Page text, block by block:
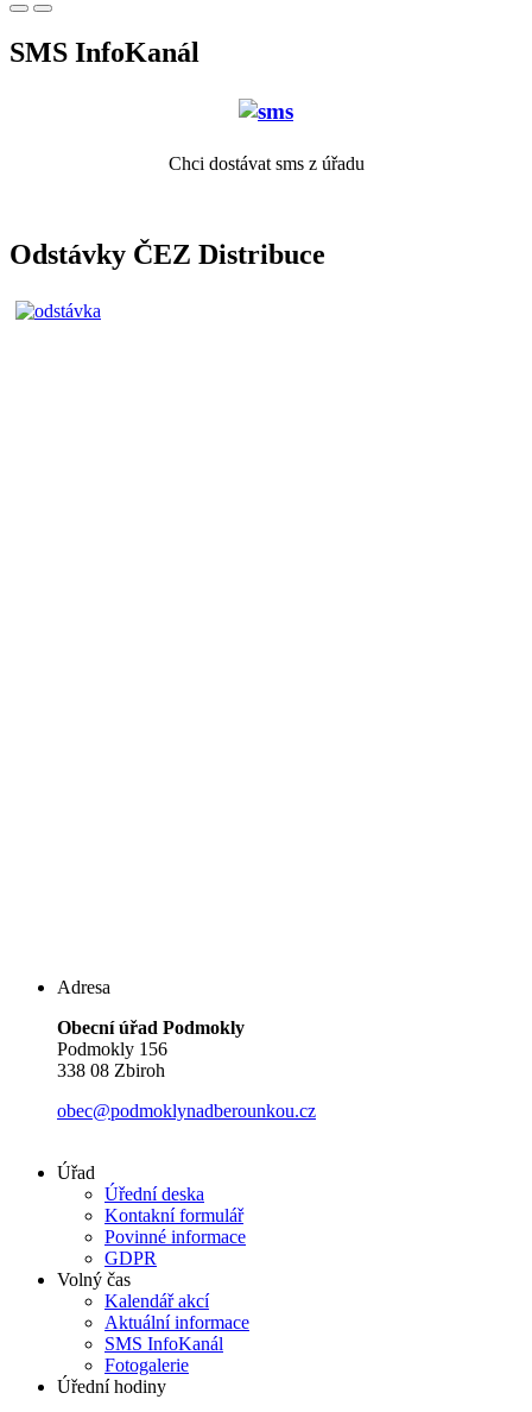
SMS InfoKanál
Chci dostávat sms z úřadu
Odstávky ČEZ Distribuce
Adresa
Obecní úřad Podmokly
Podmokly 156
338 08 Zbiroh
obec@podmoklynadberounkou.cz
Úřad
Úřední deska
Kontakní formulář
Povinné informace
GDPR
Volný čas
Kalendář akcí
Aktuální informace
SMS InfoKanál
Fotogalerie
Úřední hodiny